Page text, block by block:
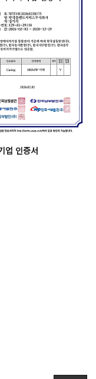
업 인증서